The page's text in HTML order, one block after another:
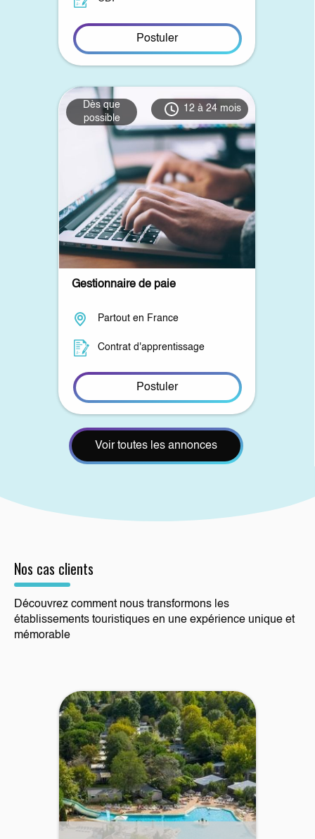
Postuler
Gestionnaire de paie
Partout en France
Contrat d'apprentissage
Postuler
Dès que
possible
12 à 24 mois
Voir toutes les annonces
Nos cas clients
Découvrez comment nous transformons les
établissements touristiques en une expérience unique et
mémorable